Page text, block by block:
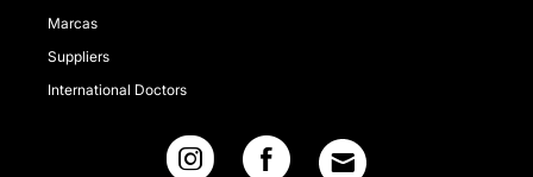
Marcas
Suppliers
International Doctors